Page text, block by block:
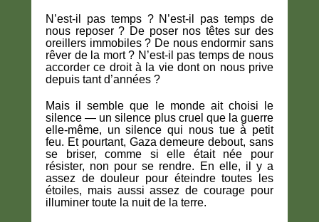
N’est-il pas temps ? N’est-il pas temps de
nous reposer ? De poser nos têtes sur des
oreillers immobiles ? De nous endormir sans
rêver de la mort ? N’est-il pas temps de nous
accorder ce droit à la vie dont on nous prive
depuis tant d’années ?
Mais il semble que le monde ait choisi le
silence — un silence plus cruel que la guerre
elle-même, un silence qui nous tue à petit
feu. Et pourtant, Gaza demeure debout, sans
se briser, comme si elle était née pour
résister, non pour se rendre. En elle, il y a
assez de douleur pour éteindre toutes les
étoiles, mais aussi assez de courage pour
illuminer toute la nuit de la terre.